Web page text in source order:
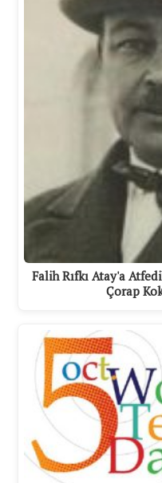
Falih Rıfkı Atay'a
Çorap